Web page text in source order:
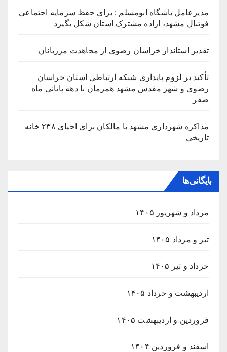
مدیرعامل باشگاه ابومسلم : برای حفظ سرمایه اجتماعی
فوتبال مشهد، اراده مشترک استان شکل بگیرد
تقدیر استاندار خراسان رضوی از مجاهدت مرزبانان
تأکید بر لزوم پایداری شبکه ارتباطی استان خراسان
رضوی و شهر مقدس مشهد همزمان با دهه پایانی ماه
صفر
مذاکره شهرداری مشهد با مالکان برای احیای ۲۳۸ خانه
تاریخی
بایگانی‌ها
مرداد و شهریور ۱۴۰۵
تیر و مرداد ۱۴۰۵
خرداد و تیر ۱۴۰۵
اردیبهشت و خرداد ۱۴۰۵
فروردین و اردیبهشت ۱۴۰۵
اسفند و فروردین ۱۴۰۴